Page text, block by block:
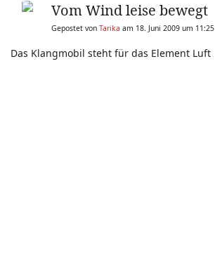
Vom Wind leise bewegt
Gepostet von Tarika am 18. Juni 2009 um 11:25
Das Klangmobil steht für das Element Luft